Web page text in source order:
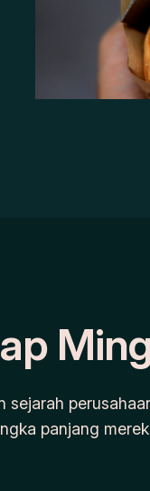
panjang